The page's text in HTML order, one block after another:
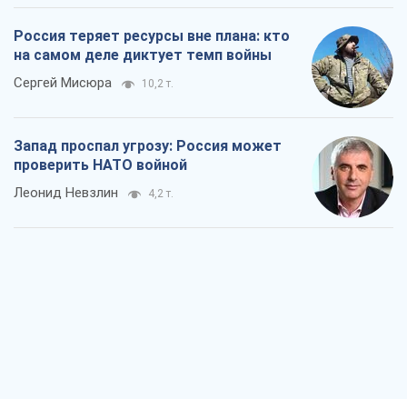
Россия теряет ресурсы вне плана: кто
на самом деле диктует темп войны
Сергей Мисюра 10,2 т.
Запад проспал угрозу: Россия может
проверить НАТО войной
Леонид Невзлин 4,2 т.